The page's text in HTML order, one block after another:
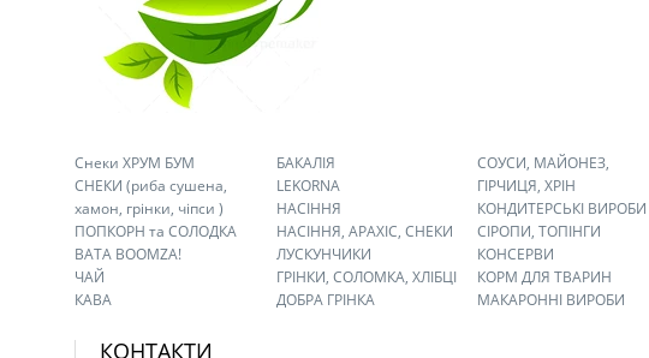
Снеки ХРУМ БУМ
СНЕКИ (риба сушена,
хамон, грінки, чіпси )
ПОПКОРН та СОЛОДКА
ВАТА BOOMZA!
ЧАЙ
КАВА
БАКАЛІЯ
LEKORNA
НАСІННЯ
НАСІННЯ, АРАХІС, СНЕКИ
ЛУСКУНЧИКИ
ГРІНКИ, СОЛОМКА, ХЛІБЦІ
ДОБРА ГРІНКА
СОУСИ, МАЙОНЕЗ,
ГІРЧИЦЯ, ХРІН
КОНДИТЕРСЬКІ ВИРОБИ
СІРОПИ, ТОПІНГИ
КОНСЕРВИ
КОРМ ДЛЯ ТВАРИН
МАКАРОННІ ВИРОБИ
КОНТАКТИ